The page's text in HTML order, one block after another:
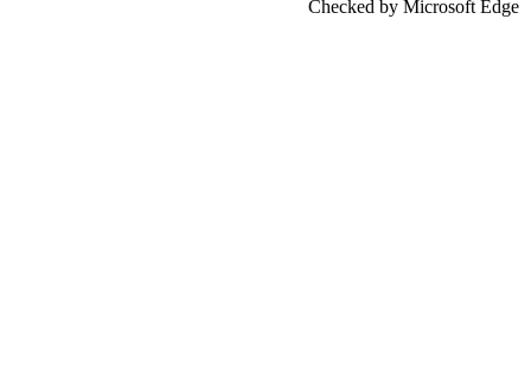
Checked by Microsoft Edge